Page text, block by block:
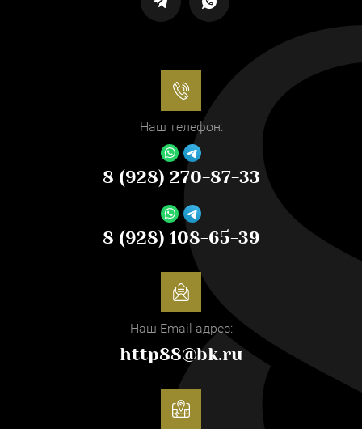
Наш телефон:
8 (928) 270-87-33
8 (928) 108-65-39
Наш Email адрес:
http88@bk.ru